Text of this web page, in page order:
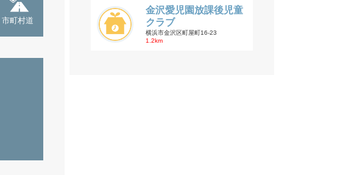
市町村道
金沢愛児園放課後児童
クラブ
横浜市金沢区町屋町16-23
1.2km